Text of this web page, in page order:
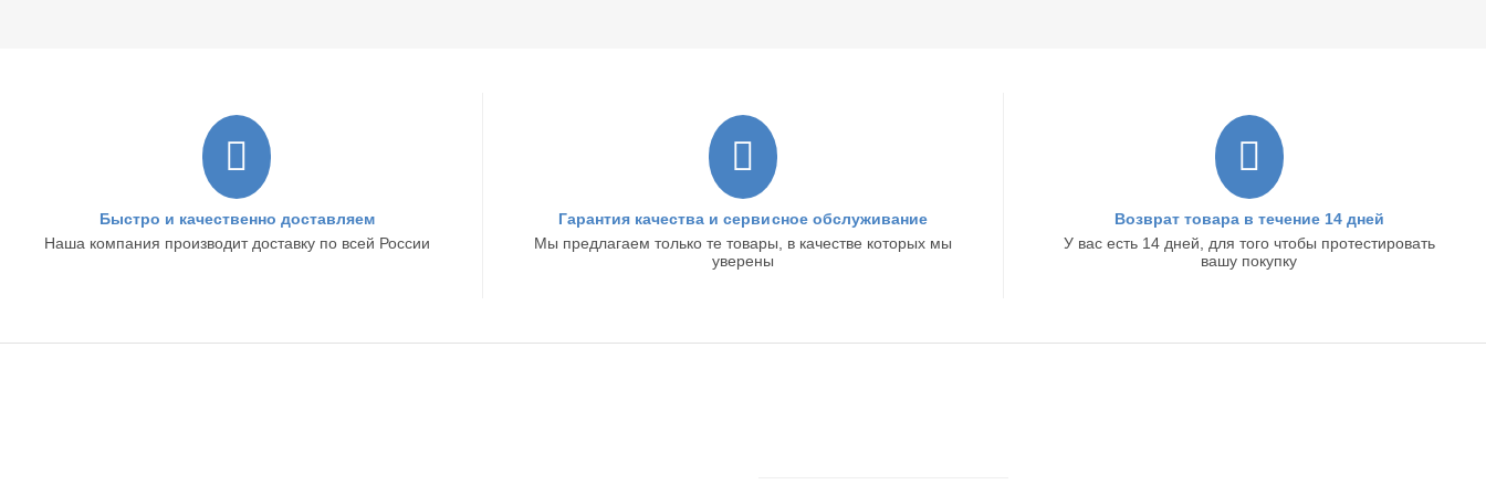
Быстро и качественно доставляем
Наша компания производит доставку по всей России
Гарантия качества и сервисное обслуживание
Мы предлагаем только те товары, в качестве которых мы
уверены
Возврат товара в течение 14 дней
У вас есть 14 дней, для того чтобы протестировать
вашу покупку